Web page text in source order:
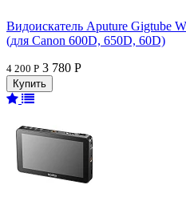
Видоискатель Aputure Gigtube
(для Canon 600D, 650D, 60D)
4 200 Р 3 780 Р